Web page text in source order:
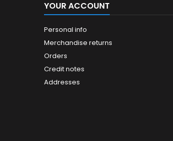
YOUR ACCOUNT
Personal info
Merchandise returns
Orders
Credit notes
Addresses